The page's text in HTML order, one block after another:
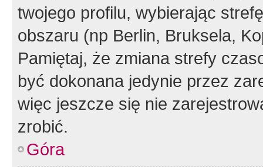
twojego profilu, wybierając
obszaru (np Berlin, Bruksela,
Pamiętaj, że zmiana strefy
być dokonana jedynie przez
więc jeszcze się nie
zrobić.
Góra